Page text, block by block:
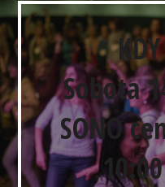
Sobota
SONO